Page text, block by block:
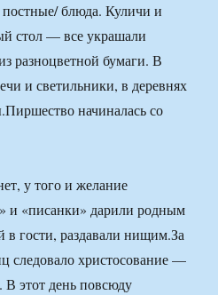
блюда. Куличи и
стол — все украшали
разноцветной бумаги. В
и светильники, в деревнях
начиналась со
у того и желание
и «писанки» дарили родным
в гости, раздавали нищим.За
следовало христосование —
В этот день повсюду